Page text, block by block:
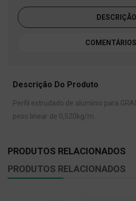
DESCRIÇÃO
Descrição Do Produto
Perfil extrudado de alumínio para
peso linear de 0,520kg/m.
PRODUTOS RELACIONADOS
PRODUTOS RELACIONADOS